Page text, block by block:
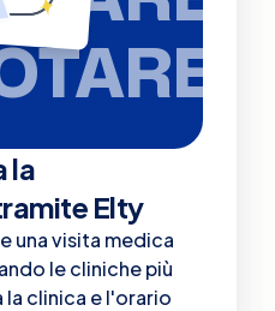
la
Elty
una visita medica
le cliniche più
la clinica e l'orario